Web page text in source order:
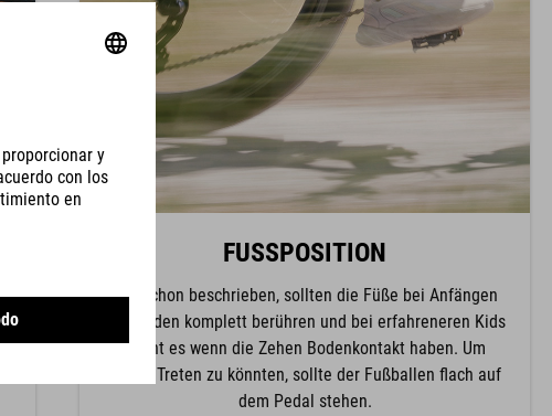
FUSSPOSITION
Wie schon beschrieben, sollten die Füße bei Anfängen
den Boden komplett berühren und bei erfahreneren Kids
reicht es wenn die Zehen Bodenkontakt haben. Um
sicher Treten zu könnten, sollte der Fußballen flach auf
dem Pedal stehen.